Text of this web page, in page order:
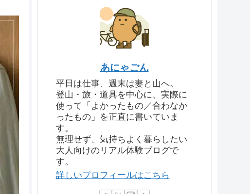
あにゃごん
平日は仕事、週末は妻と山へ。
登山・旅・道具を中心に、実際に
使って「よかったもの／合わなか
ったもの」を正直に書いていま
す。
無理せず、気持ちよく暮らしたい
大人向けのリアル体験ブログで
す。
詳しいプロフィールはこちら